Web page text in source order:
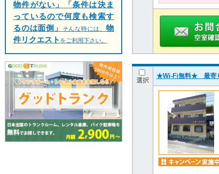
選択
★Wi-Fi無料★ 最寄り
物件がない」「条件は決ま
っているので何度も検索す
るのは面倒」
そんな時には、物
件リクエスト をご利用下さい。